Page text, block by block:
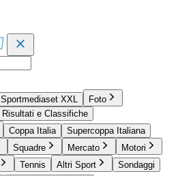
Sportmediaset XXL
Foto
Risultati e Classifiche
Coppa Italia
Supercoppa Italiana
Squadre Mercato
Motori
Tennis Altri Sport
Sondaggi